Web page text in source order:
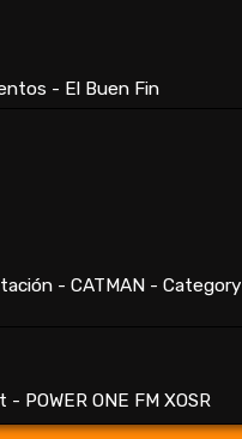
- El Buen Fin
- CATMAN - Category
POWER ONE FM XOSR